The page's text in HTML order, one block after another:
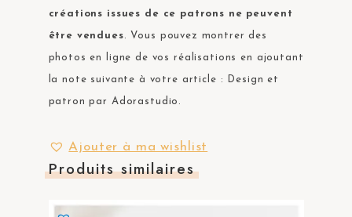
créations issues de ce patrons ne peuvent
être vendues. Vous pouvez montrer des
photos en ligne de vos réalisations en ajoutant
la note suivante à votre article : Design et
patron par Adorastudio.
Ajouter à ma wishlist
Produits similaires